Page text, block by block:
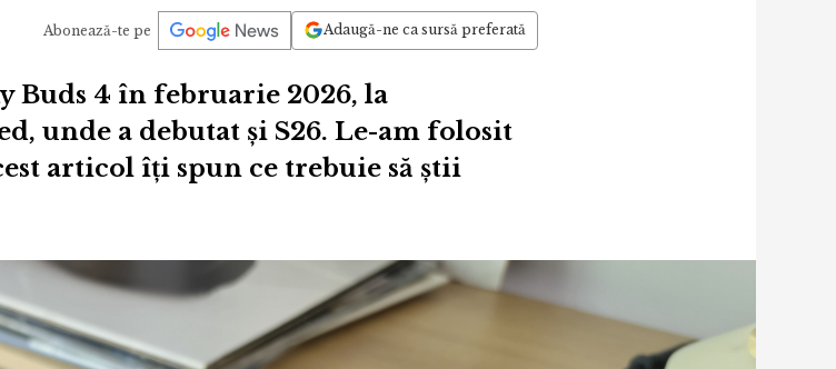
Abonează-te pe Adaugă-ne ca sursă preferată
Buds 4 în februarie 2026, la
unde a debutat și S26. Le-am folosit
articol îți spun ce trebuie să știi